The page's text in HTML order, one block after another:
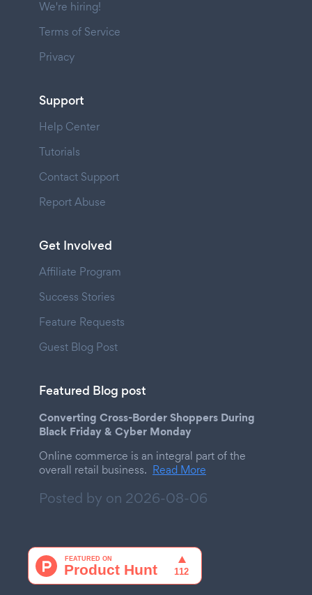
We're hiring!
Terms of Service
Privacy
Support
Help Center
Tutorials
Contact Support
Report Abuse
Get Involved
Affiliate Program
Success Stories
Feature Requests
Guest Blog Post
Featured Blog post
Converting Cross-Border Shoppers During
Black Friday & Cyber Monday
Online commerce is an integral part of the
overall retail business. Read More
Posted by on 2026-08-06